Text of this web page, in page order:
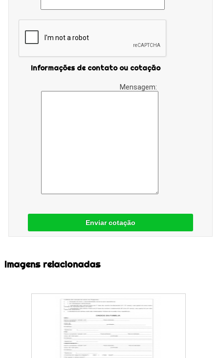
Informações de contato ou cotação
Mensagem:
Enviar cotação
Imagens relacionadas